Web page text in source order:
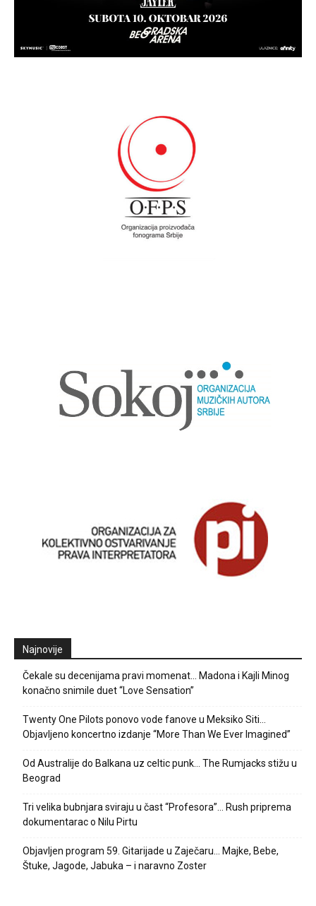
Najnovije
Čekale su decenijama pravi momenat… Madona i Kajli Minog
konačno snimile duet “Love Sensation”
Twenty One Pilots ponovo vode fanove u Meksiko Siti…
Objavljeno koncertno izdanje “More Than We Ever Imagined”
Od Australije do Balkana uz celtic punk… The Rumjacks stižu u
Beograd
Tri velika bubnjara sviraju u čast “Profesora”… Rush priprema
dokumentarac o Nilu Pirtu
Objavljen program 59. Gitarijade u Zaječaru… Majke, Bebe,
Štuke, Jagode, Jabuka – i naravno Zoster